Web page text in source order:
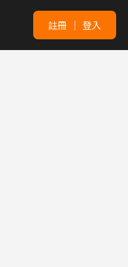
註冊 ｜ 登入